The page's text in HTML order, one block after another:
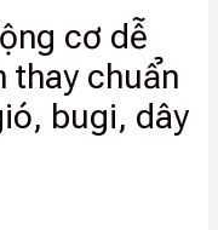
cơ dễ
thay chuẩn
bugi, dây